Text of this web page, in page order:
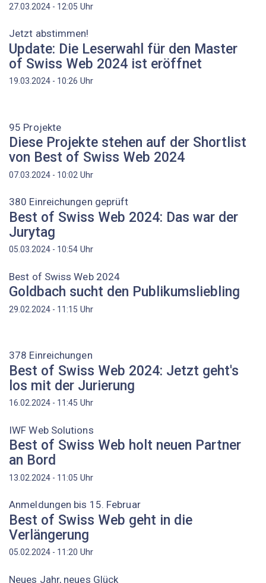
27.03.2024 - 12:05 Uhr
Jetzt abstimmen!
Update: Die Leserwahl für den Master
of Swiss Web 2024 ist eröffnet
19.03.2024 - 10:26 Uhr
95 Projekte
Diese Projekte stehen auf der Shortlist
von Best of Swiss Web 2024
07.03.2024 - 10:02 Uhr
380 Einreichungen geprüft
Best of Swiss Web 2024: Das war der
Jurytag
05.03.2024 - 10:54 Uhr
Best of Swiss Web 2024
Goldbach sucht den Publikumsliebling
29.02.2024 - 11:15 Uhr
378 Einreichungen
Best of Swiss Web 2024: Jetzt geht's
los mit der Jurierung
16.02.2024 - 11:45 Uhr
IWF Web Solutions
Best of Swiss Web holt neuen Partner
an Bord
13.02.2024 - 11:05 Uhr
Anmeldungen bis 15. Februar
Best of Swiss Web geht in die
Verlängerung
05.02.2024 - 11:20 Uhr
Neues Jahr, neues Glück